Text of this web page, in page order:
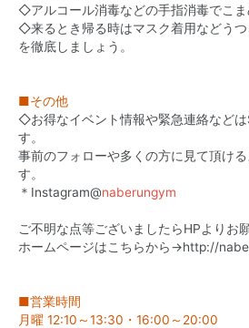
◇アルコール消毒などの手指消毒でこま
◇来るとき帰る時はマスク着用などう
を徹底しましょう。
■その他
◇お得なイベント情報や緊急連絡などは
す。
事前のフォローや多くの方に見て頂け
す。
＊Instagram@naberungym
ご不明な点等ございましたらHPよりお
ホームページはこちらから→http://
■営業時間
月曜 12:10～13:30・16:00～20:00